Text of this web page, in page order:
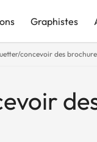
Graphistes
concevoir des